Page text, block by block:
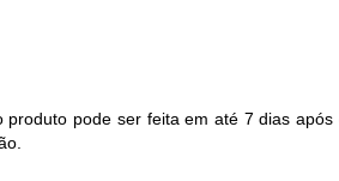
produto pode ser feita em até 7 dias